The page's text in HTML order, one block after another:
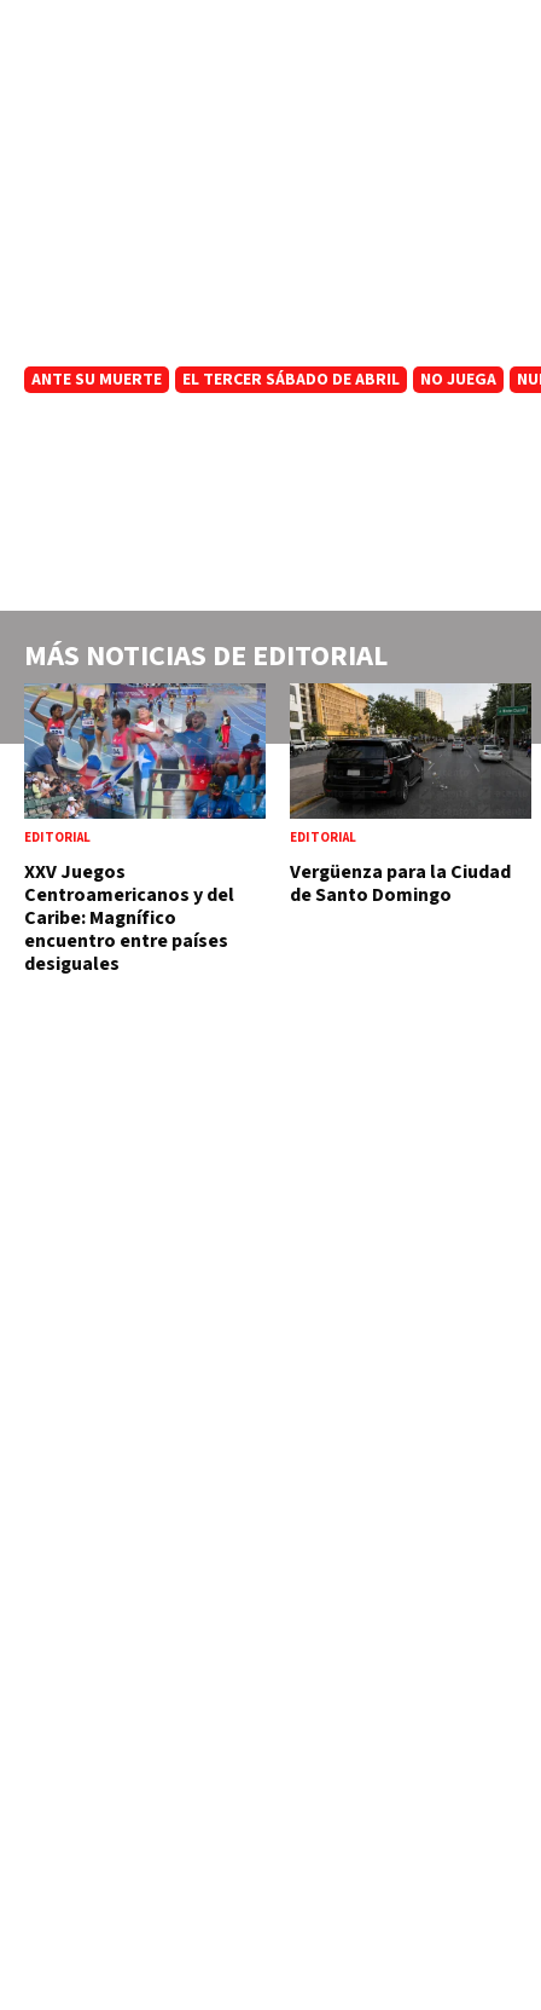
ANTE SU MUERTE EL TERCER SÁBADO DE ABRIL NO JUEGA
MÁS NOTICIAS DE EDITORIAL
EDITORIAL
XXV Juegos
Centroamericanos y del
Caribe: Magnífico
encuentro entre países
desiguales
EDITORIAL
Vergüenza para la Ciudad
de Santo Domingo